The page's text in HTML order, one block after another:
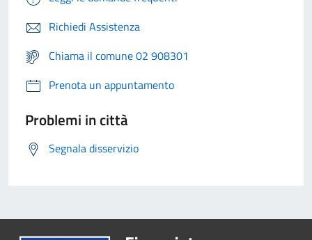
Richiedi Assistenza
Chiama il comune 02 908301
Prenota un appuntamento
Problemi in città
Segnala disservizio